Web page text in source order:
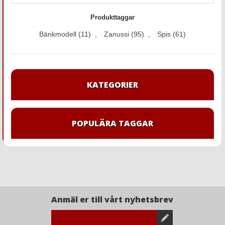
Produkttaggar
Bänkmodell (11) Zanussi (95) Spis (61)
KATEGORIER
POPULÄRA TAGGAR
Anmäl er till vårt nyhetsbrev